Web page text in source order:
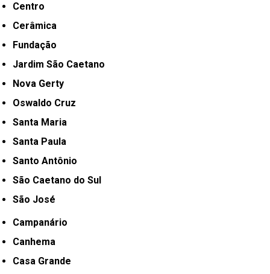
Centro
Cerâmica
Fundação
Jardim São Caetano
Nova Gerty
Oswaldo Cruz
Santa Maria
Santa Paula
Santo Antônio
São Caetano do Sul
São José
Campanário
Canhema
Casa Grande